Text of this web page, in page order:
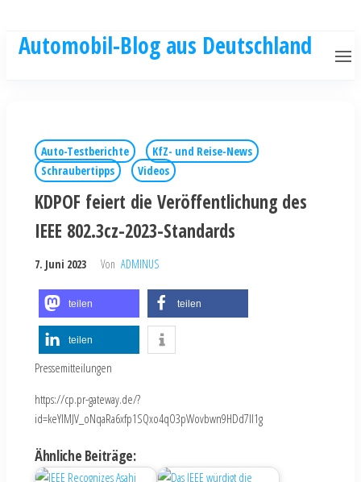
Automobil-Blog aus Deutschland
Auto-Testberichte
KfZ- und Reise-News
Schraubertipps
Videos
KDPOF feiert die Veröffentlichung des
IEEE 802.3cz-2023-Standards
7. Juni 2023 Von ADMINUS
teilen teilen
teilen
Pressemitteilungen
https://cp.pr-gateway.de/?
id=keYlMJV_oNqaRa6xfp1SQxo4qO3pWovbwn9HDd7Il1g
Ähnliche Beiträge: